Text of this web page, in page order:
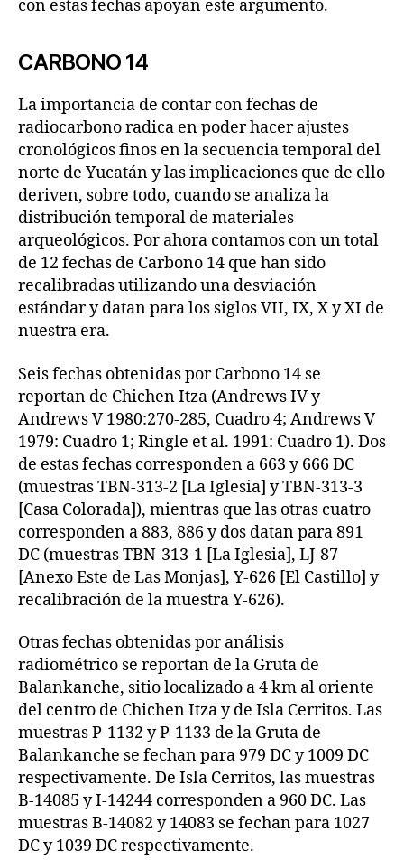
con estas fechas apoyan este argumento.
CARBONO 14
La importancia de contar con fechas de
radiocarbono radica en poder hacer ajustes
cronológicos finos en la secuencia temporal del
norte de Yucatán y las implicaciones que de ello
deriven, sobre todo, cuando se analiza la
distribución temporal de materiales
arqueológicos. Por ahora contamos con un total
de 12 fechas de Carbono 14 que han sido
recalibradas utilizando una desviación
estándar y datan para los siglos VII, IX, X y XI de
nuestra era.
Seis fechas obtenidas por Carbono 14 se
reportan de Chichen Itza (Andrews IV y
Andrews V 1980:270-285, Cuadro 4; Andrews V
1979: Cuadro 1; Ringle et al. 1991: Cuadro 1). Dos
de estas fechas corresponden a 663 y 666 DC
(muestras TBN-313-2 [La Iglesia] y TBN-313-3
[Casa Colorada]), mientras que las otras cuatro
corresponden a 883, 886 y dos datan para 891
DC (muestras TBN-313-1 [La Iglesia], LJ-87
[Anexo Este de Las Monjas], Y-626 [El Castillo] y
recalibración de la muestra Y-626).
Otras fechas obtenidas por análisis
radiométrico se reportan de la Gruta de
Balankanche, sitio localizado a 4 km al oriente
del centro de Chichen Itza y de Isla Cerritos. Las
muestras P-1132 y P-1133 de la Gruta de
Balankanche se fechan para 979 DC y 1009 DC
respectivamente. De Isla Cerritos, las muestras
B-14085 y I-14244 corresponden a 960 DC. Las
muestras B-14082 y 14083 se fechan para 1027
DC y 1039 DC respectivamente.